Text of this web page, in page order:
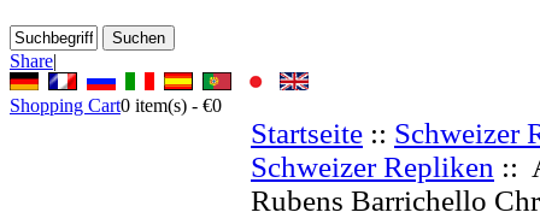
Share|
Shopping Cart0 item(s) - €0
Startseite :: Schweizer
Schweizer Repliken ::
Rubens Barrichello